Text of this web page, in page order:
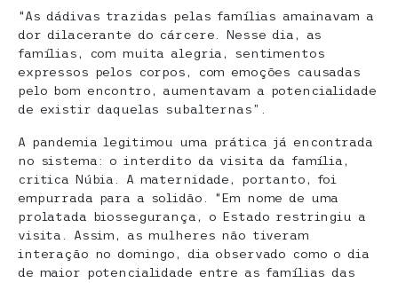
“As dádivas trazidas pelas famílias amainavam a
dor dilacerante do cárcere. Nesse dia, as
famílias, com muita alegria, sentimentos
expressos pelos corpos, com emoções causadas
pelo bom encontro, aumentavam a potencialidade
de existir daquelas subalternas”.
A pandemia legitimou uma prática já encontrada
no sistema: o interdito da visita da família,
critica Núbia. A maternidade, portanto, foi
empurrada para a solidão. “Em nome de uma
prolatada biossegurança, o Estado restringiu a
visita. Assim, as mulheres não tiveram
interação no domingo, dia observado como o dia
de maior potencialidade entre as famílias das